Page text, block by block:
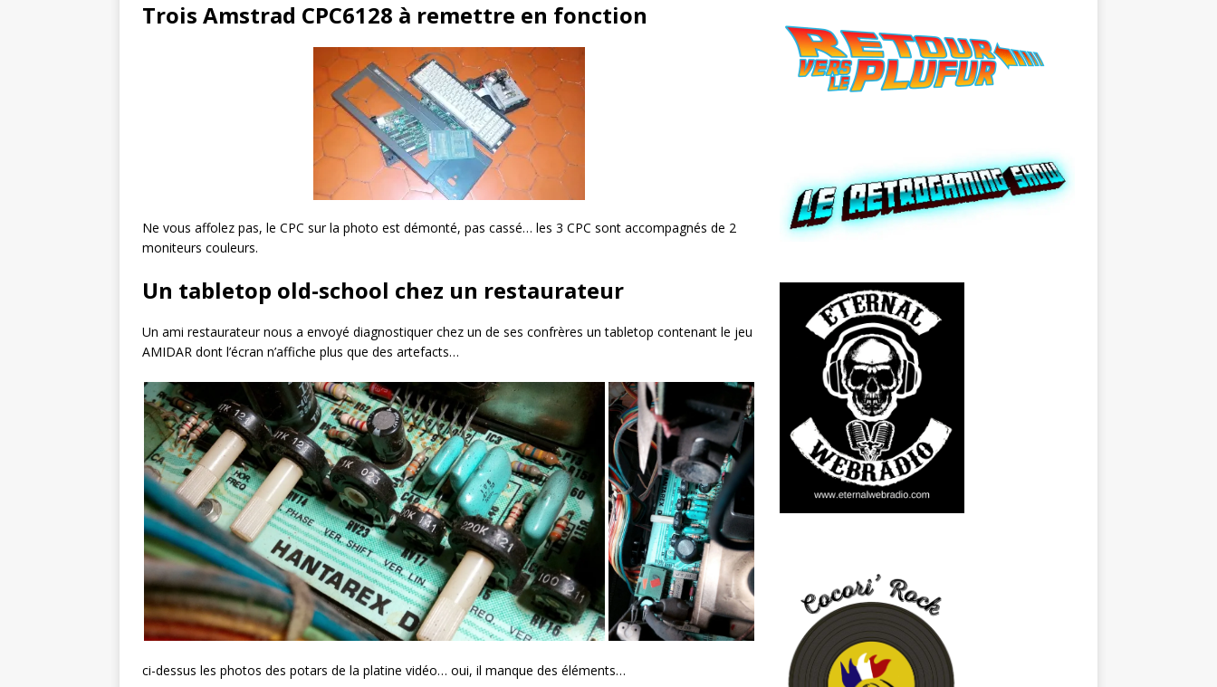
Trois Amstrad CPC6128 à remettre en fonction
Ne vous affolez pas, le CPC sur la photo est démonté, pas cassé… les 3 CPC sont accompagnés de 2
moniteurs couleurs.
Un tabletop old-school chez un restaurateur
Un ami restaurateur nous a envoyé diagnostiquer chez un de ses confrères un tabletop contenant le jeu
AMIDAR dont l’écran n’affiche plus que des artefacts…
ci-dessus les photos des potars de la platine vidéo… oui, il manque des éléments…